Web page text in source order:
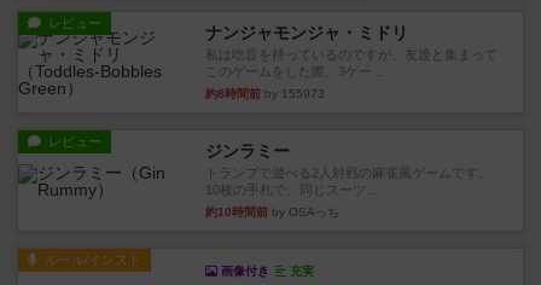
レビュー ナンジャモンジャ・ミドリ
私は吃音を持っているのですが、友達と集まって
このゲームをした際、3ゲー...
約8時間前 by 155973
レビュー ジンラミー
トランプで遊べる2人対戦の麻雀風ゲームです。
10枚の手札で、同じスーツ...
約10時間前 by OSAっち
ルール/インスト
画像付き 充実